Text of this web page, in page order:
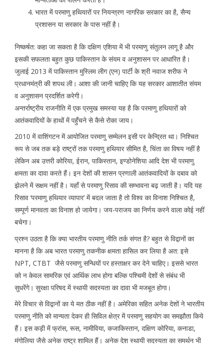
भारत में परमाणु हथियारों पर नियन्त्रण नागरिक सरकार का है, सैन्य
प्रशासन या सरकार के पास नहीं है।
निष्कर्षत: कहा जा सकता है कि दक्षिण एशिया में भी परमाणु संतुलन लागू है और
इसकी सफलता बहुत कुछ पाकिस्तान के संयम व अनुशासन पर आधारित है।
जुलाई 2013 में पाकिस्तान मुस्लिम लीग (एन) पार्टी के श्री नवाज शरीफ ने
प्रधानमंत्री की शपथ ली। आशा की जानी चाहिए कि यह सरकार आशातीत संयम
व अनुशासन प्रदर्शित करेगी।
अन्तर्राष्ट्रीय राजनीति में एक प्रमुख समस्या यह है कि परमाणु हथियारों को
आतंकवादियों के हाथों में पहुँचने से कैसे रोका जाय।
2010 में वाशिंगटन में आयोजित परमाणु सम्मेलन इसी पर केन्द्रित था। निश्चित
रूप से जब तक बड़े राष्ट्रों तक परमाणु हथियार सीमित है, चिंता का विषय नहीं है
लेकिन अब उत्तरी कोरिया, ईरान, पाकिस्तान, इण्डोनेशिया आदि देश भी परमाणु
क्षमता का दावा करते हैं। इन देशों की शासन प्रणाली आतंकवादियों के दबाव को
झेलने में सक्षम नहीं है। यहाँ से परमाणु रिसाव की सम्भावना बढ़ जाती है। यदि यह
रिसाव ‘परमाणु हथियार व्यापार’ में बदल जाता है तो विश्व का विनाश निश्चित है,
सम्पूर्ण मानवता का विनाश हो जायेगा। जय-पराजय का निर्णय करने वाला कोई नहीं
बचेगा।
प्रश्न उठता है कि क्या भारतीय परमाणु नीति तर्क संगत है? बहुत से विद्वानों का
मानना है कि अब भारत परमाणु तकनीक क्षमता हासिल कर लिया है अत: इसे
NPT, CTBT जैसे परमाणु सन्धियों पर हस्ताक्षर कर देने चाहिए। इससे भारत
को न केवल सामरिक एवं आर्थिक लाभ होगा बल्कि पश्चिमी देशों से संबंध भी
सुधरेंगे। सुरक्षा परिषद में स्थायी सदस्यता का दावा भी मजबूत होगा।
मेरे विचार से विद्वानों का ये मत ठीक नहीं है। अमेरिका सहित अनेक देशों ने भारतीय
परमाणु नीति को मान्यता देकर ही सिविल क्षेत्र में परमाणु सहयोग का समझौता किये
हैं। इस कड़ी में फ्रांस, रूस, नामीविया, कजाकिस्तान, दक्षिण कोरिया, कनाडा,
मंगोलिया जैसे अनेक राष्ट्र शामिल हैं। अनेक देश स्थायी सदस्यता का समर्थन भी